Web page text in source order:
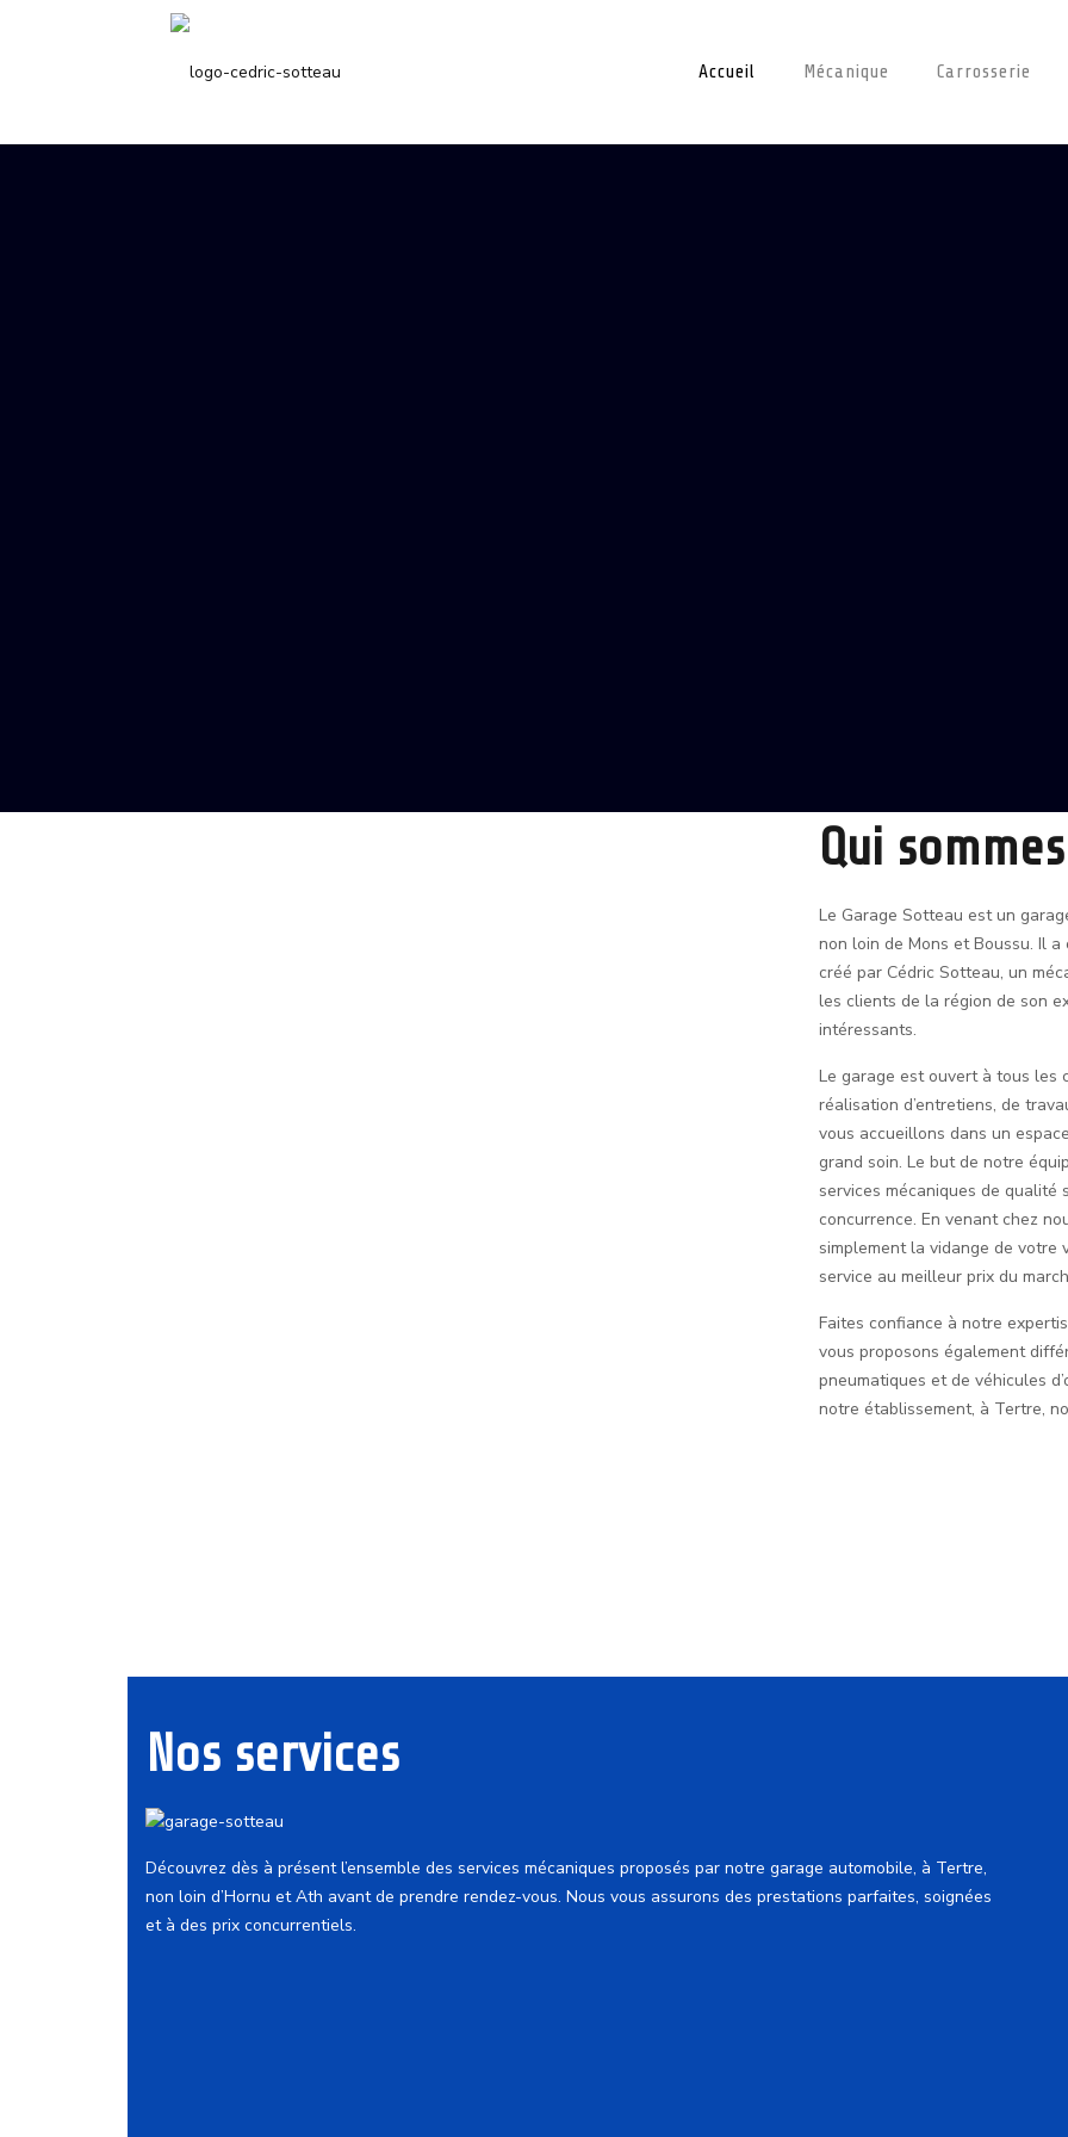
Accueil Mécanique Carrosserie
Qui
Le Garage Sotteau est un
non loin de Mons et Boussu. Il
créé par Cédric Sotteau, un
les clients de la région de son
intéressants.
Le garage est ouvert à tous les
réalisation d’entretiens, de
vous accueillons dans un
grand soin. Le but de notre
services mécaniques de
concurrence. En venant chez
simplement la vidange de
service au meilleur prix du
Faites confiance à notre
vous proposons également
pneumatiques et de véhicules
notre établissement, à Tertre,
Nos services
Découvrez dès à présent l’ensemble des services mécaniques proposés par notre garage automobile, à Tertre,
non loin d’Hornu et Ath avant de prendre rendez-vous. Nous vous assurons des prestations parfaites, soignées
et à des prix concurrentiels.